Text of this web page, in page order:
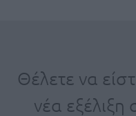
Θέλετε να
νέα εξέλιξη